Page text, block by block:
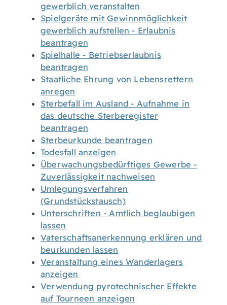
gewerblich veranstalten
Spielgeräte mit Gewinnmöglichkeit
gewerblich aufstellen - Erlaubnis
beantragen
Spielhalle - Betriebserlaubnis
beantragen
Staatliche Ehrung von Lebensrettern
anregen
Sterbefall im Ausland - Aufnahme in
das deutsche Sterberegister
beantragen
Sterbeurkunde beantragen
Todesfall anzeigen
Überwachungsbedürftiges Gewerbe -
Zuverlässigkeit nachweisen
Umlegungsverfahren
(Grundstückstausch)
Unterschriften - Amtlich beglaubigen
lassen
Vaterschaftsanerkennung erklären und
beurkunden lassen
Veranstaltung eines Wanderlagers
anzeigen
Verwendung pyrotechnischer Effekte
auf Tourneen anzeigen